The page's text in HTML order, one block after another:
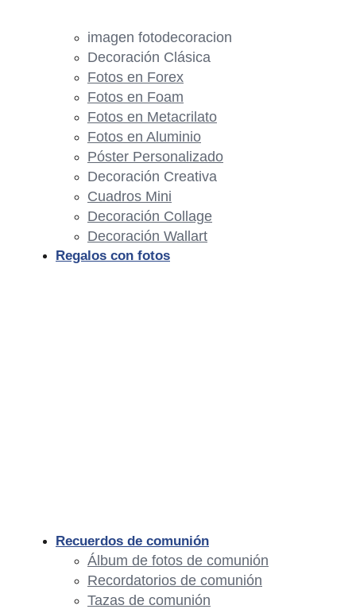
imagen fotodecoracion
Decoración Clásica
Fotos en Forex
Fotos en Foam
Fotos en Metacrilato
Fotos en Aluminio
Póster Personalizado
Decoración Creativa
Cuadros Mini
Decoración Collage
Decoración Wallart
Regalos con fotos
Recuerdos de comunión
Álbum de fotos de comunión
Recordatorios de comunión
Tazas de comunión